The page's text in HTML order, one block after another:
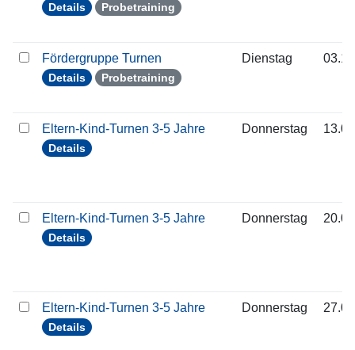
Details Probetraining
Fördergruppe Turnen
Details Probetraining
Dienstag
Eltern-Kind-Turnen 3-5 Jahre
Details
Donnerstag
Eltern-Kind-Turnen 3-5 Jahre
Details
Donnerstag
Eltern-Kind-Turnen 3-5 Jahre
Details
Donnerstag